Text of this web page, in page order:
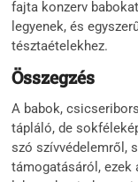
fajta konzerv
legyenek, és
tésztaételekhez.
Összegzés
A babok,
tápláló, de
szó szívvédelemről,
támogatásáról, ezek